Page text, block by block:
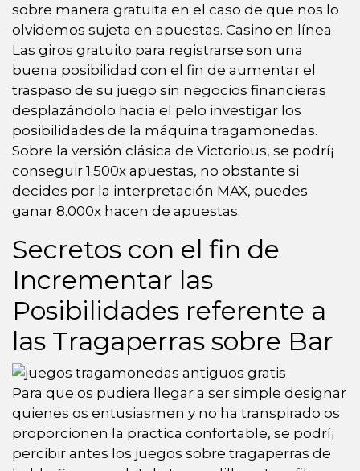
sobre manera gratuita en el caso de que nos lo
olvidemos sujeta en apuestas. Casino en línea
Las giros gratuito para registrarse son una
buena posibilidad con el fin de aumentar el
traspaso de su juego sin negocios financieras
desplazándolo hacia el pelo investigar los
posibilidades de la máquina tragamonedas.
Sobre la versión clásica de Victorious, se podrí¡
conseguir 1.500x apuestas, no obstante si
decides por la interpretación MAX, puedes
ganar 8.000x hacen de apuestas.
Secretos con el fin de
Incrementar las
Posibilidades referente a
las Tragaperras sobre Bar
Para que os pudiera llegar a ser simple designar
quienes os entusiasmen y no ha transpirado os
proporcionen la practica confortable, se podrí¡
percibir antes los juegos sobre tragaperras de